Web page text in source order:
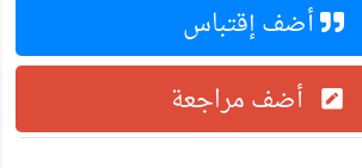
أضف إقتباس
أضف مراجعة